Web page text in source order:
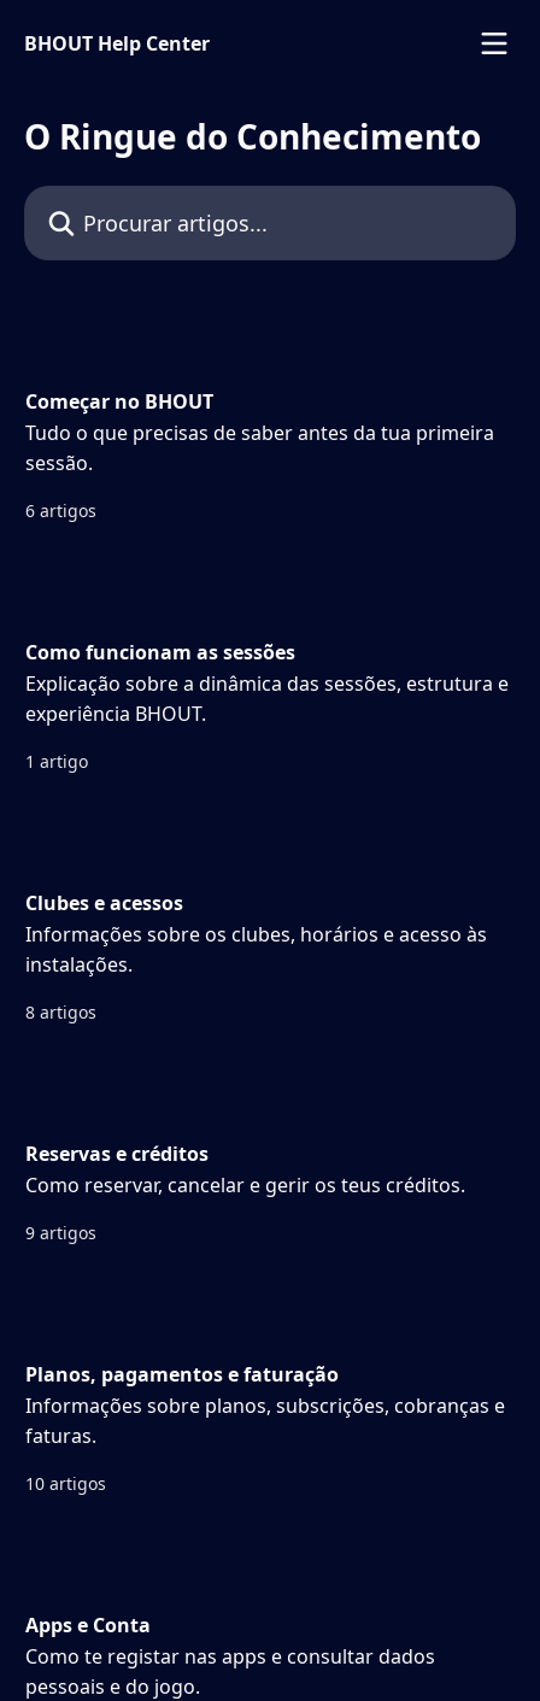
BHOUT Help Center
O Ringue do Conhecimento
Procurar artigos...
Começar no BHOUT
Tudo o que precisas de saber antes da tua primeira
sessão.
6 artigos
Como funcionam as sessões
Explicação sobre a dinâmica das sessões, estrutura e
experiência BHOUT.
1 artigo
Clubes e acessos
Informações sobre os clubes, horários e acesso às
instalações.
8 artigos
Reservas e créditos
Como reservar, cancelar e gerir os teus créditos.
9 artigos
Planos, pagamentos e faturação
Informações sobre planos, subscrições, cobranças e
faturas.
10 artigos
Apps e Conta
Como te registar nas apps e consultar dados
pessoais e do jogo.